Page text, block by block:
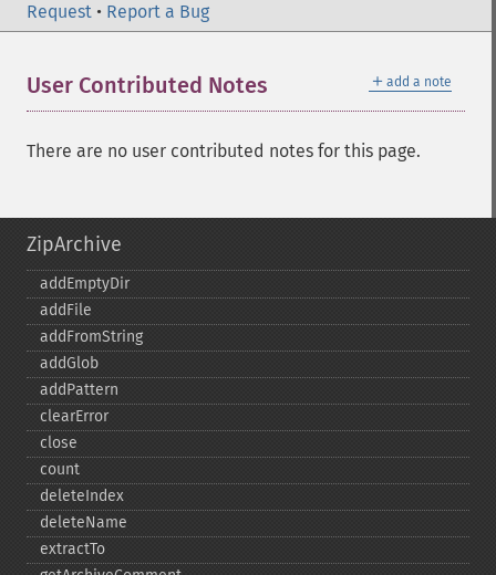
Request • Report a Bug
＋ add a note
User Contributed Notes
There are no user contributed notes for this page.
ZipArchive
addEmptyDir
addFile
addFromString
addGlob
addPattern
clearError
close
count
deleteIndex
deleteName
extractTo